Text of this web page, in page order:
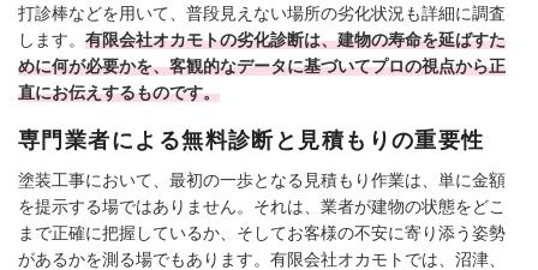
打診棒などを用いて、普段見えない場所の劣化状況も詳細に調査
します。 有限会社オカモトの劣化診断は、建物の寿命を延ばすた
めに何が必要かを、客観的なデータに基づいてプロの視点から正
直にお伝えするものです。
専門業者による無料診断と見積もりの重要性
塗装工事において、最初の一歩となる見積もり作業は、単に金額
を提示する場ではありません。それは、業者が建物の状態をどこ
まで正確に把握しているか、そしてお客様の不安に寄り添う姿勢
があるかを測る場でもあります。有限会社オカモトでは、沼津、